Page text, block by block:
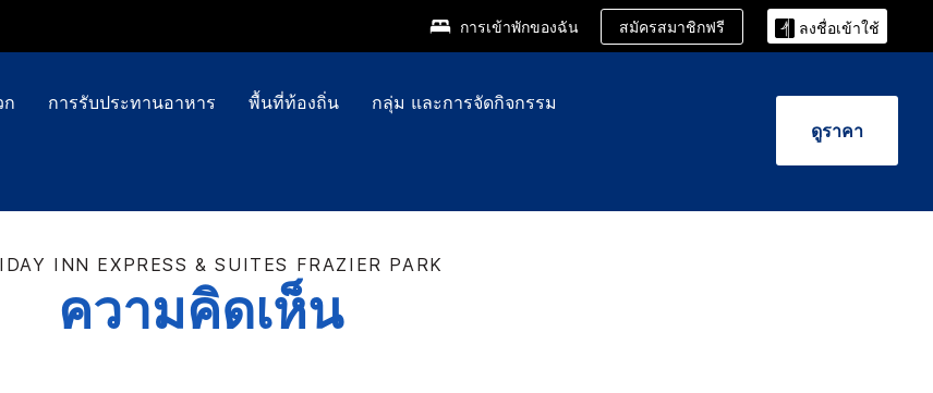
การเข้าพักของฉัน สมัครสมาชิกฟรี ลงชื่อเข้าใช้
ก การรับประทานอาหาร พื้นที่ท้องถิ่น กลุ่ม และการจัดกิจกรรม
ดูราคา
INN EXPRESS & SUITES FRAZIER PARK
ความคิดเห็น